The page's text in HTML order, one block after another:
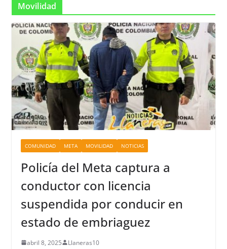
Movilidad
COMUNIDAD META MOVILIDAD NOTICIAS
Policía del Meta captura a
conductor con licencia
suspendida por conducir en
estado de embriaguez
abril 8, 2025 Llaneras10